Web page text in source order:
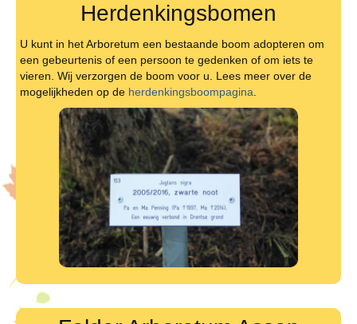
Herdenkingsbomen
U kunt in het Arboretum een bestaande boom adopteren om
een gebeurtenis of een persoon te gedenken of om iets te
vieren. Wij verzorgen de boom voor u. Lees meer over de
mogelijkheden op de herdenkingsboompagina.